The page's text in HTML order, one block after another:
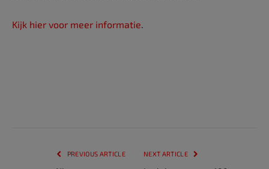
Kijk hier voor meer informatie
PREVIOUS ARTICLE NEXT ARTICLE